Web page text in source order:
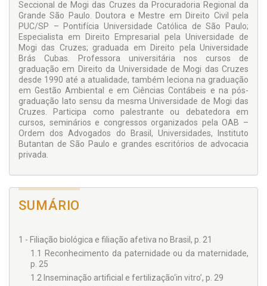
Seccional de Mogi das Cruzes da Procuradoria Regional da
Grande São Paulo. Doutora e Mestre em Direito Civil pela
PUC/SP – Pontifícia Universidade Católica de São Paulo;
Especialista em Direito Empresarial pela Universidade de
Mogi das Cruzes; graduada em Direito pela Universidade
Brás Cubas. Professora universitária nos cursos de
graduação em Direito da Universidade de Mogi das Cruzes
desde 1990 até a atualidade, também leciona na graduação
em Gestão Ambiental e em Ciências Contábeis e na pós-
graduação lato sensu da mesma Universidade de Mogi das
Cruzes. Participa como palestrante ou debatedora em
cursos, seminários e congressos organizados pela OAB –
Ordem dos Advogados do Brasil, Universidades, Instituto
Butantan de São Paulo e grandes escritórios de advocacia
privada.
SUMÁRIO
1 - Filiação biológica e filiação afetiva no Brasil, p. 21
1.1 Reconhecimento da paternidade ou da maternidade,
p. 25
1.2 Inseminação artificial e fertilização‘in vitro’, p. 29